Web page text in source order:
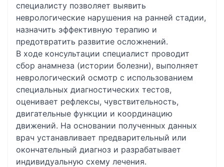
специалисту позволяет выявить
неврологические нарушения на ранней стадии,
назначить эффективную терапию и
предотвратить развитие осложнений.
В ходе консультации специалист проводит
сбор анамнеза (истории болезни), выполняет
неврологический осмотр с использованием
специальных диагностических тестов,
оценивает рефлексы, чувствительность,
двигательные функции и координацию
движений. На основании полученных данных
врач устанавливает предварительный или
окончательный диагноз и разрабатывает
индивидуальную схему лечения.